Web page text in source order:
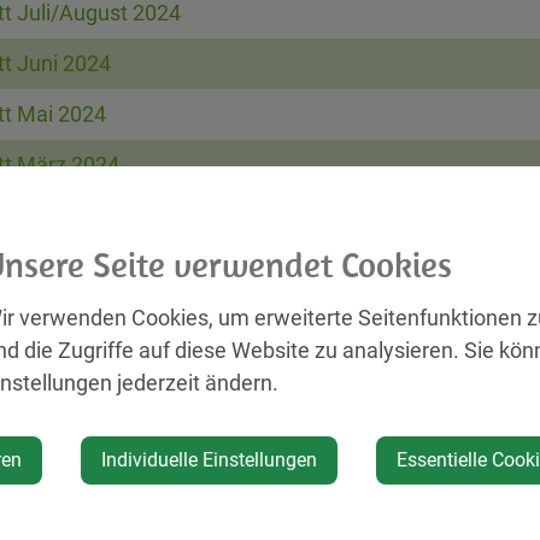
Juli/August 2024
Juni 2024
Mai 2024
März 2024
November-Dezember 2023
Oktober 2023
September 2023
Juni 2023
Seite verwendet Cookies
verwenden Cookies, um erweiterte Seitenfunktionen
die Zugriffe auf diese Website zu analysieren. Sie
jederzeit ändern.
Individuelle Einstellungen Essentielle